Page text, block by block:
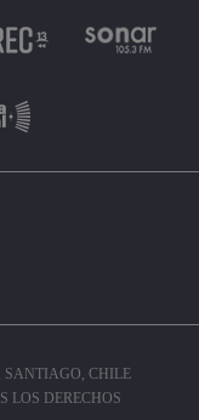
SANTIAGO, CHILE
LOS DERECHOS